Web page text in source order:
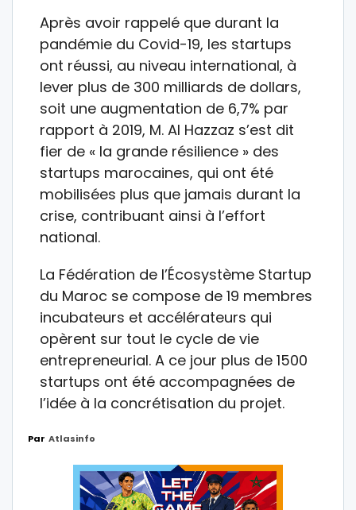
Après avoir rappelé que durant la
pandémie du Covid-19, les startups
ont réussi, au niveau international, à
lever plus de 300 milliards de dollars,
soit une augmentation de 6,7% par
rapport à 2019, M. Al Hazzaz s’est dit
fier de « la grande résilience » des
startups marocaines, qui ont été
mobilisées plus que jamais durant la
crise, contribuant ainsi à l’effort
national.
La Fédération de l’Écosystème Startup
du Maroc se compose de 19 membres
incubateurs et accélérateurs qui
opèrent sur tout le cycle de vie
entrepreneurial. A ce jour plus de 1500
startups ont été accompagnées de
l’idée à la concrétisation du projet.
Par Atlasinfo